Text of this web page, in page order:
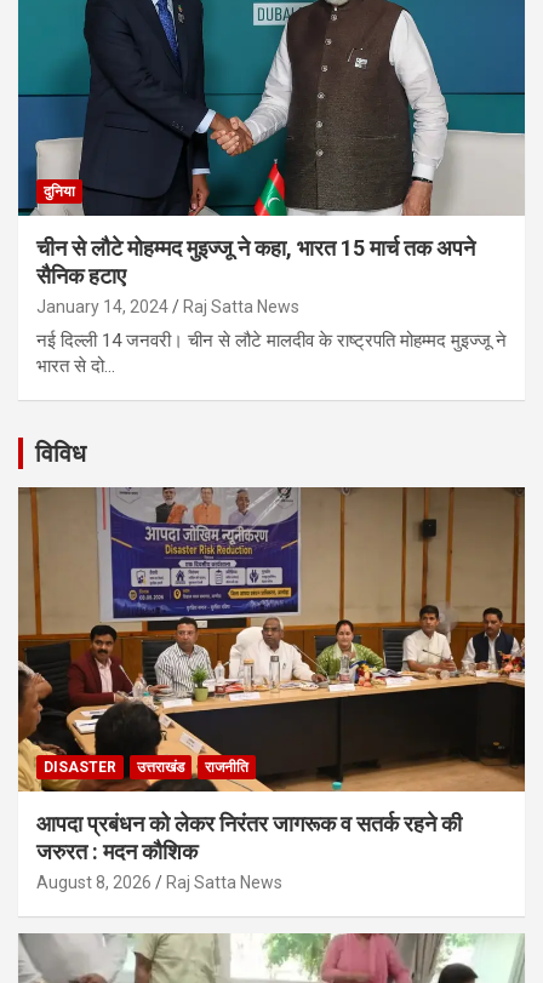
दुनिया
चीन से लौटे मोहम्मद मुइज्जू ने कहा, भारत 15 मार्च तक अपने
सैनिक हटाए
January 14, 2024 Raj Satta News
नई दिल्ली 14 जनवरी। चीन से लौटे मालदीव के राष्ट्रपति मोहम्मद मुइज्जू ने
भारत से दो…
विविध
DISASTER उत्तराखंड राजनीति
आपदा प्रबंधन को लेकर निरंतर जागरूक व सतर्क रहने की
जरुरत : मदन कौशिक
August 8, 2026 Raj Satta News